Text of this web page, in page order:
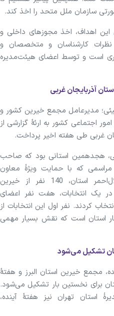
سازمان ملل متحد را اخذ کند.
اهداف، اخذ مجوزهای داخلی و
نظرات کارشناسان و متخصصان و
است و توسط اعضای هیئت‌مدیره
آذربایجان غربی
مدیرعامل مجمع خیرین کشور و
اجتماعی کشور به ارئۀ گزارشی از
غربی طی هفته اخیر پرداخت.
هجدهمین استانی بود که صاحب
که با حمایت ویژۀ معاون
سیاسی استاندار و مدیرعامل هلال‌احمر استان، 140 نفر از خیرین
یک انتخابات، هفت نفر اعضای
کردند. نفر اول این انتخابات از
استان است که نقش بسیار مهمی
تشکیل می‌شود
مجمع خیرین استان البرز و هفتۀ
برای نخستین بار تشکیل می‌شود.
استان تهران نیز هفتۀ آینده،